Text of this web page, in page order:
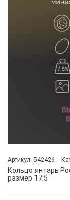
Артикул: 542426
Кольцо янтарь
размер 17,5